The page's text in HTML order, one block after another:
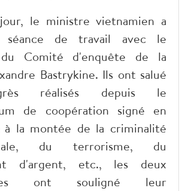
le ministre vietnamien a
de travail avec le
Comité d'enquête de la
Bastrykine. Ils ont salué
réalisés depuis le
de coopération signé en
à la montée de la criminalité
du terrorisme, du
d'argent, etc., les deux
ont souligné leur